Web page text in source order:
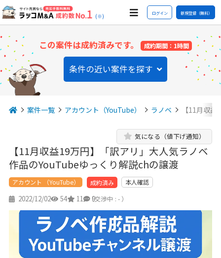
(※) ログイン 新規登録（無料）
この案件は成約済みです。 成約期間：1時間
条件の近い案件を探す
案件一覧 アカウント（YouTube） ラノベ 【11月収
【11月収益19万円】「訳アリ」大人気ラノベ
作品のYouTubeゆっくり解説chの譲渡
気になる（値下げ通知）
アカウント （YouTube） 成約済み 本人確認
2022/12/02 54 11 9
（交渉中 : - ）